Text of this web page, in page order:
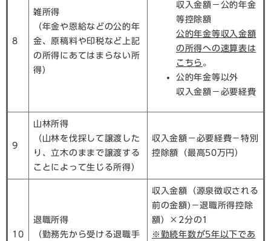
8
雑所得
（年金や恩給などの公的年
金、原稿料や印税など上記
の所得にあてはまらない所
得）
収入金額－公的年金
等控除額
公的年金等収入金額
の所得への速算表は
こちら 。
公的年金等以外
収入金額－必要経費
9
山林所得
（山林を伐採して譲渡した
り、立木のままで譲渡する
ことによって生じる所得）
収入金額－必要経費－特別
控除額（最高50万円）
10
退職所得
（勤務先から受ける退職手
収入金額（源泉徴収される
前の金額)－退職所得控除
額）×2分の1
※勤続年数が5年以下であ